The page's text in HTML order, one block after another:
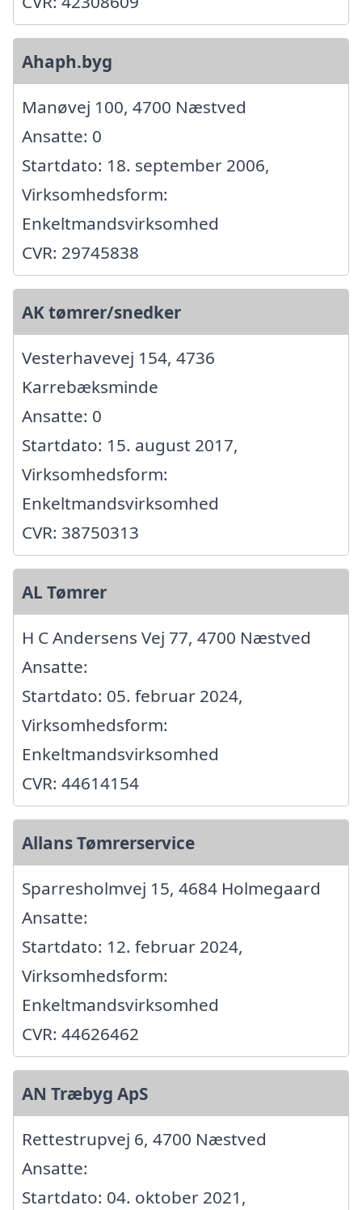
Ahaph.byg
Manøvej 100, 4700 Næstved
Ansatte: 0
Startdato: 18. september 2006,
Virksomhedsform:
Enkeltmandsvirksomhed
CVR: 29745838
AK tømrer/snedker
Vesterhavevej 154, 4736
Karrebæksminde
Ansatte: 0
Startdato: 15. august 2017,
Virksomhedsform:
Enkeltmandsvirksomhed
CVR: 38750313
AL Tømrer
H C Andersens Vej 77, 4700 Næstved
Ansatte:
Startdato: 05. februar 2024,
Virksomhedsform:
Enkeltmandsvirksomhed
CVR: 44614154
Allans Tømrerservice
Sparresholmvej 15, 4684 Holmegaard
Ansatte:
Startdato: 12. februar 2024,
Virksomhedsform:
Enkeltmandsvirksomhed
CVR: 44626462
AN Træbyg ApS
Rettestrupvej 6, 4700 Næstved
Ansatte:
Startdato: 04. oktober 2021,